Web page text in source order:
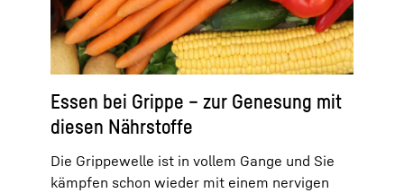
Essen bei Grippe – zur Genesung mit
diesen Nährstoffe
Die Grippewelle ist in vollem Gange und Sie
kämpfen schon wieder mit einem nervigen